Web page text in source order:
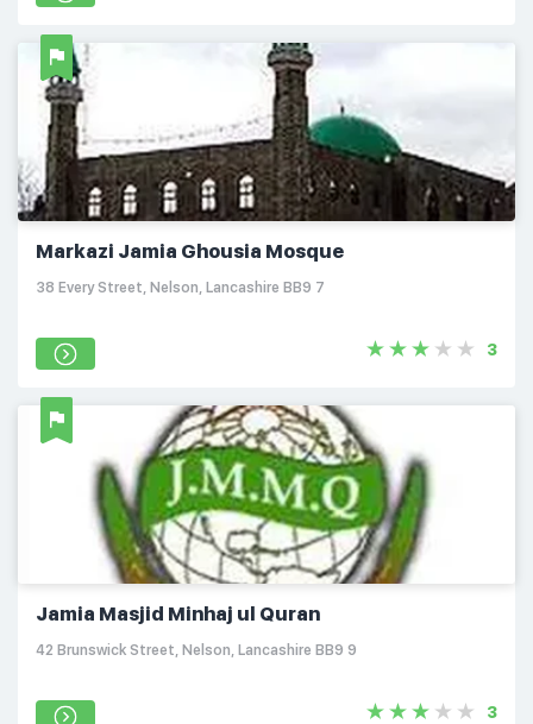
Markazi Jamia Ghousia Mosque
38 Every Street, Nelson, Lancashire BB9 7
3
Jamia Masjid Minhaj ul Quran
42 Brunswick Street, Nelson, Lancashire BB9 9
3